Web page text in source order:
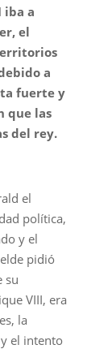
iba a
el
a
fuerte y
que las
del rey.
el
política,
y el
pidió
su
VIII, era
la
el intento